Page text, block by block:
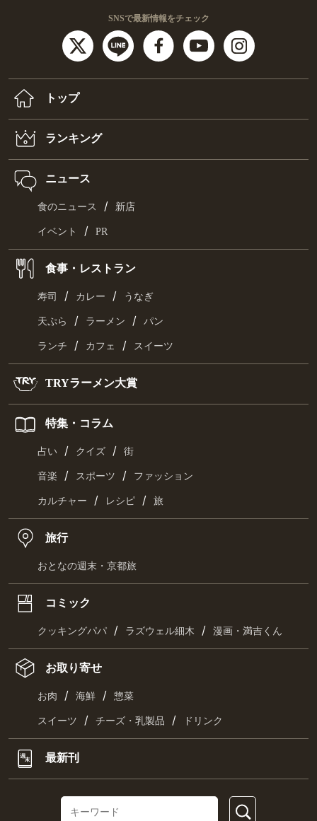
SNSで最新情報をチェック
トップ
ランキング
ニュース
食のニュース / 新店
イベント / PR
食事・レストラン
寿司 / カレー / うなぎ
天ぷら / ラーメン / パン
ランチ / カフェ / スイーツ
TRYラーメン大賞
特集・コラム
占い / クイズ / 街
音楽 / スポーツ / ファッション
カルチャー / レシピ / 旅
旅行
おとなの週末・京都旅
コミック
クッキングパパ / ラズウェル細木 / 漫画・満吉くん
お取り寄せ
お肉 / 海鮮 / 惣菜
スイーツ / チーズ・乳製品 / ドリンク
最新刊